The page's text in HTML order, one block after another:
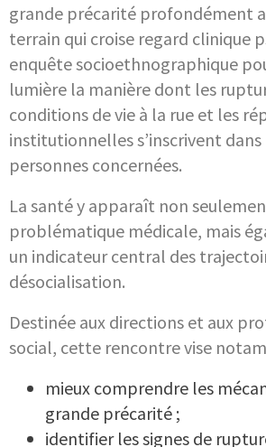
grande précarité profondément
terrain qui croise regard clinique
enquête socioethnographique
lumière la manière dont les
conditions de vie à la rue et les
institutionnelles s’inscrivent dans
personnes concernées.
La santé y apparaît non
problématique médicale, mais
un indicateur central des
désocialisation.
Destinée aux directions et aux
social, cette rencontre vise
mieux comprendre les
grande précarité ;
identifier les signes de